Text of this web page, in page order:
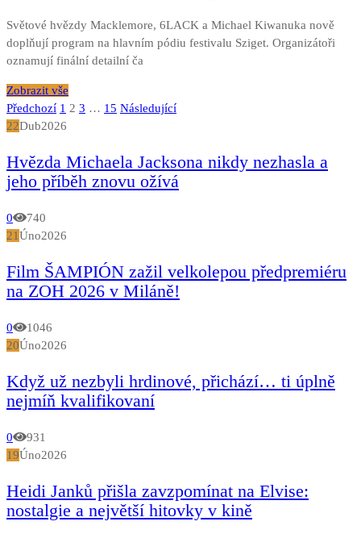
Světové hvězdy Macklemore, 6LACK a Michael Kiwanuka nově
doplňují program na hlavním pódiu festivalu Sziget. Organizátoři
oznamují finální detailní ča
Zobrazit vše
Stránkování
příspěvků
Předchozí 1 2 3 … 15 Následující
22Dub2026
Hvězda Michaela Jacksona nikdy nezhasla a
jeho příběh znovu ožívá
0
740
21Úno2026
Film ŠAMPIÓN zažil velkolepou předpremiéru
na ZOH 2026 v Miláně!
0
1046
20Úno2026
Když už nezbyli hrdinové, přichází… ti úplně
nejmíň kvalifikovaní
0
931
19Úno2026
Heidi Janků přišla zavzpomínat na Elvise:
nostalgie a největší hitovky v kině